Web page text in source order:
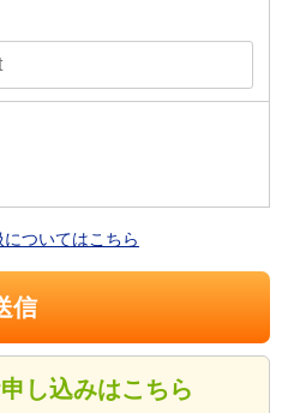
ついてはこちら
し込みはこちら